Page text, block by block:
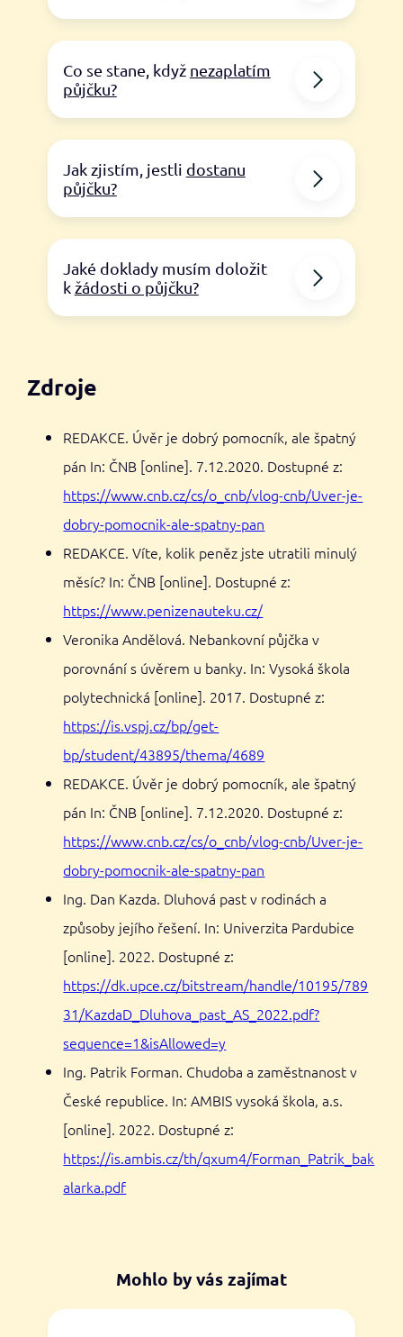
Co se stane, když nezaplatím
půjčku?
Jak zjistím, jestli dostanu
půjčku?
Jaké doklady musím doložit
kžádosti o půjčku?
Zdroje
REDAKCE. Úvěr je dobrý pomocník, ale špatný
pán In: ČNB [online]. 7.12.2020. Dostupné z:
https://www.cnb.cz/cs/o_cnb/vlog-cnb/Uver-je-
dobry-pomocnik-ale-spatny-pan
REDAKCE. Víte, kolik peněz jste utratili minulý
měsíc? In: ČNB [online]. Dostupné z:
https://www.penizenauteku.cz/
Veronika Andělová. Nebankovní půjčka v
porovnání s úvěrem u banky. In: Vysoká škola
polytechnická [online]. 2017. Dostupné z:
https://is.vspj.cz/bp/get-
bp/student/43895/thema/4689
REDAKCE. Úvěr je dobrý pomocník, ale špatný
pán In: ČNB [online]. 7.12.2020. Dostupné z:
https://www.cnb.cz/cs/o_cnb/vlog-cnb/Uver-je-
dobry-pomocnik-ale-spatny-pan
Ing. Dan Kazda. Dluhová past v rodinách a
způsoby jejího řešení. In: Univerzita Pardubice
[online]. 2022. Dostupné z:
https://dk.upce.cz/bitstream/handle/10195/789
31/KazdaD_Dluhova_past_AS_2022.pdf?
sequence=1&isAllowed=y
Ing. Patrik Forman. Chudoba a zaměstnanost v
České republice. In: AMBIS vysoká škola, a.s.
[online]. 2022. Dostupné z:
https://is.ambis.cz/th/qxum4/Forman_Patrik_bak
alarka.pdf
Mohlo by vás zajímat